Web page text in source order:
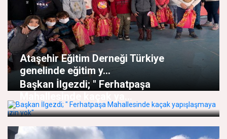
Ataşehir Eğitim Derneği Türkiye
genelinde eğitim y...
Başkan İlgezdi; " Ferhatpaşa